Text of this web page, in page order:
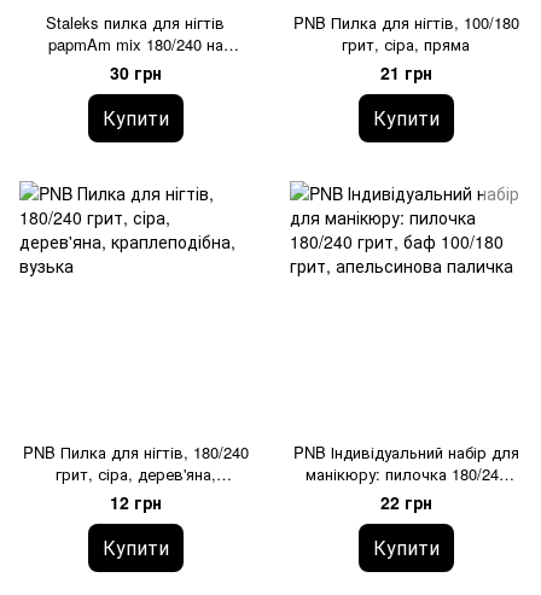
Staleks пилка для нігтів
papmAm mix 180/240 на
дерев'яній основі, 3 шт
30 грн
Купити
PNB Пилка для нігтів, 100/180
грит, сіра, пряма
21 грн
Купити
PNB Пилка для нігтів, 180/240
грит, сіра, дерев'яна,
краплеподібна, вузька
12 грн
Купити
PNB Індивідуальний набір для
манікюру: пилочка 180/240
грит, баф 100/180 грит,
апельсинова паличка
22 грн
Купити